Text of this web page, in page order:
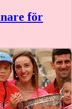
för